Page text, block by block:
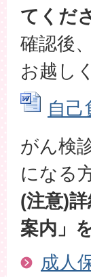
てくだ
確認後
お越し
自
がん検
になる
(注意)
案内」
成人